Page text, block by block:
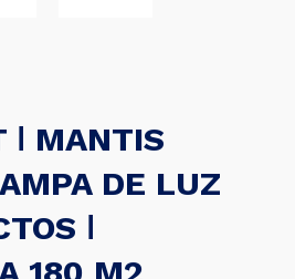
ǀ MANTIS
DE LUZ
ǀ
180 M2